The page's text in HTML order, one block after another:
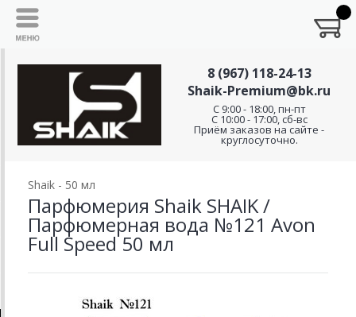
8 (967) 118-24-13
Shaik-Premium@bk.ru
C 9:00 - 18:00, пн-пт
С 10:00 - 17:00, сб-вс
Приём заказов на сайте -
круглосуточно.
Shaik - 50 мл
Парфюмерия Shaik SHAIK /
Парфюмерная вода №121 Avon
Full Speed 50 мл